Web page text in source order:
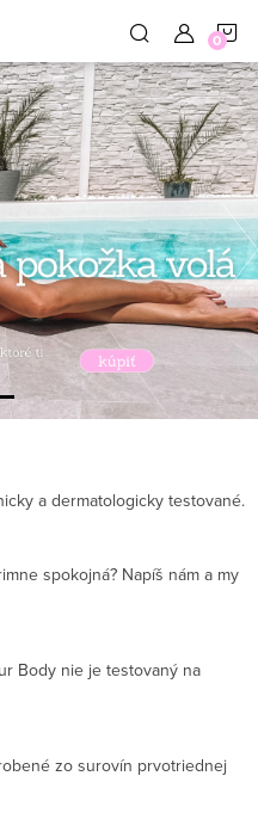
a dermatologicky testované.
spokojná? Napíš nám a my
Body nie je testovaný na
zo surovín prvotriednej